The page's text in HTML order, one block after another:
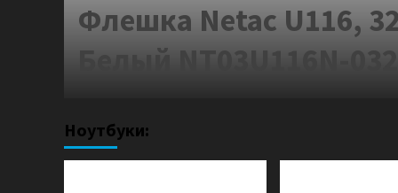
Флешка Netac U116,
Белый NT03U116N-
Ноутбуки: